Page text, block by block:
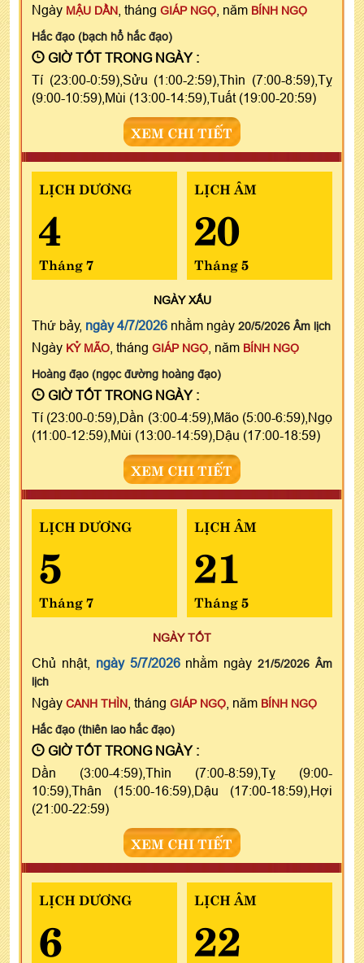
Ngày MẬU DẦN , tháng GIÁP NGỌ , năm BÍNH NGỌ
Hắc đạo (bạch hổ hắc đạo)
GIỜ TỐT TRONG NGÀY :
Tí (23:00-0:59),Sửu (1:00-2:59),Thìn (7:00-8:59),Tỵ
(9:00-10:59),Mùi (13:00-14:59),Tuất (19:00-20:59)
XEM CHI TIẾT
LỊCH DƯƠNG
4
Tháng 7
LỊCH ÂM
20
Tháng 5
NGÀYXẤU
Thứ bảy, ngày 4/7/2026 nhằm ngày 20/5/2026 Âm lịch
Ngày KỶ MÃO , tháng GIÁP NGỌ , năm BÍNH NGỌ
Hoàng đạo (ngọc đường hoàng đạo)
GIỜ TỐT TRONG NGÀY :
Tí (23:00-0:59),Dần (3:00-4:59),Mão (5:00-6:59),Ngọ
(11:00-12:59),Mùi (13:00-14:59),Dậu (17:00-18:59)
XEM CHI TIẾT
LỊCH DƯƠNG
5
Tháng 7
LỊCH ÂM
21
Tháng 5
NGÀY TỐT
Chủ nhật, ngày 5/7/2026nhằm ngày21/5/2026 Âm
lịch
Ngày CANH THÌN , tháng GIÁP NGỌ , năm BÍNH NGỌ
Hắc đạo (thiên lao hắc đạo)
GIỜ TỐT TRONG NGÀY :
Dần (3:00-4:59),Thìn (7:00-8:59),Tỵ (9:00-
10:59),Thân (15:00-16:59),Dậu (17:00-18:59),Hợi
(21:00-22:59)
XEM CHI TIẾT
LỊCH DƯƠNG
6
LỊCH ÂM
22